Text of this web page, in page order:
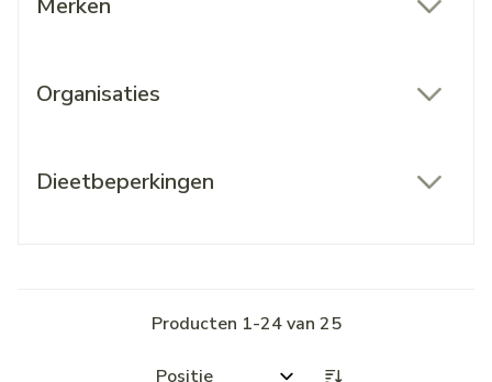
Merken
Organisaties
Dieetbeperkingen
Producten 1-24van 25